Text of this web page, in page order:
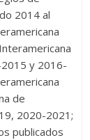
2014 al
y 2016-
de
2020-2021;
publicados